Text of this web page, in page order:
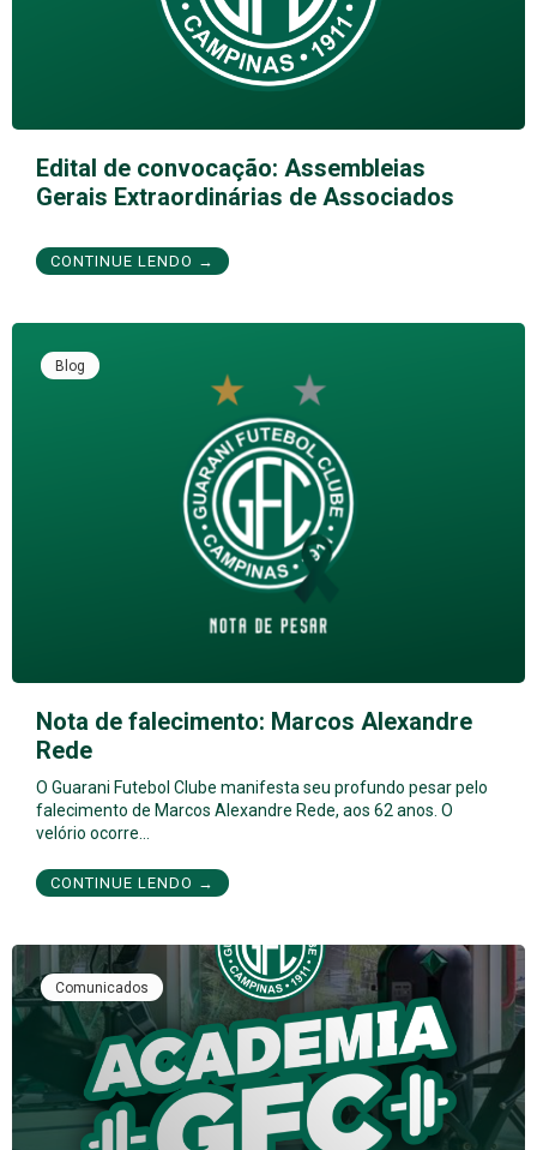
Edital de convocação: Assembleias
Gerais Extraordinárias de Associados
CONTINUE LENDO →
Blog
Nota de falecimento: Marcos Alexandre
Rede
O Guarani Futebol Clube manifesta seu profundo pesar pelo
falecimento de Marcos Alexandre Rede, aos 62 anos. O
velório ocorre…
CONTINUE LENDO →
Comunicados